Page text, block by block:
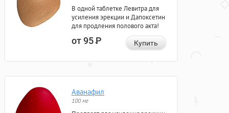
В одной таблетке Левитра для
усиления эрекции и Дапоксетин
для продления полового акта!
от 95Р Купить
Аванафил
100 мг